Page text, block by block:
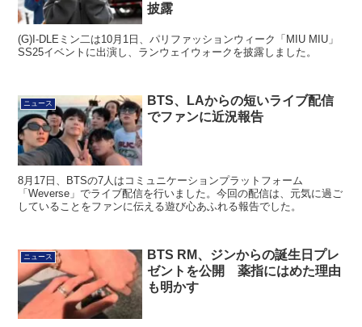
披露
(G)I-DLEミン二は10月1日、パリファッションウィーク「MIU MIU」
SS25イベントに出演し、ランウェイウォークを披露しました。
ニュース
BTS、LAからの短いライブ配信
でファンに近況報告
8月17日、BTSの7人はコミュニケーションプラットフォーム
「Weverse」でライブ配信を行いました。今回の配信は、元気に過ご
していることをファンに伝える遊び心あふれる報告でした。
ニュース
BTS RM、ジンからの誕生日プレ
ゼントを公開 薬指にはめた理由
も明かす